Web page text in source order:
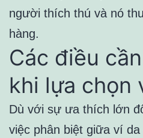
người thích thú và nó
hàng.
Các điều
khi lựa chọn
Dù với sự ưa thích lớn
việc phân biệt giữa ví